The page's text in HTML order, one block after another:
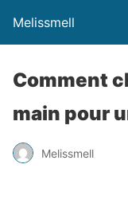
Melissmell
Comment
main pour
Melissmell